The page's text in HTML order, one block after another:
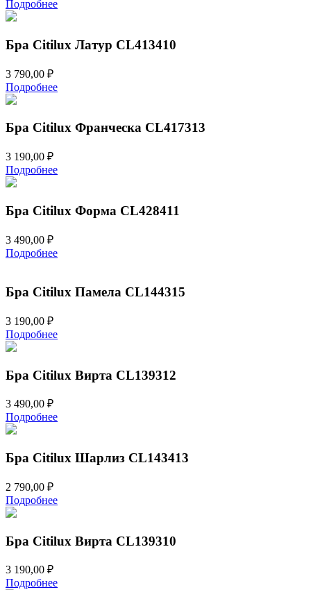
Подробнее
Бра Citilux Латур CL413410
3 790,00 ₽
Подробнее
Бра Citilux Франческа CL417313
3 190,00 ₽
Подробнее
Бра Citilux Форма CL428411
3 490,00 ₽
Подробнее
Бра Citilux Памела CL144315
3 190,00 ₽
Подробнее
Бра Citilux Вирта CL139312
3 490,00 ₽
Подробнее
Бра Citilux Шарлиз CL143413
2 790,00 ₽
Подробнее
Бра Citilux Вирта CL139310
3 190,00 ₽
Подробнее